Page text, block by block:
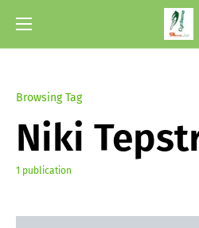
Browsing Tag
Niki
1 publication